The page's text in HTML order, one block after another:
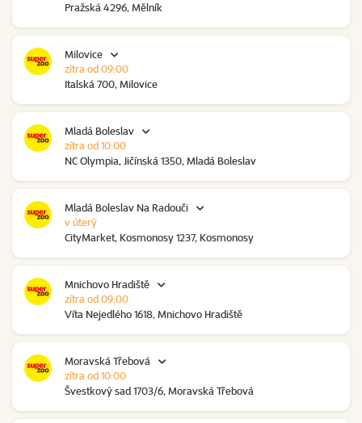
Pražská 4296, Mělník
Milovice
Italská 700, Milovice
zítra od 09:00
Mladá Boleslav
NC Olympia, Jičínská 1350, Mladá Boleslav
zítra od 10:00
Mladá Boleslav Na Radouči
CityMarket, Kosmonosy 1237, Kosmonosy
v úterý
Mnichovo Hradiště
Víta Nejedlého 1618, Mnichovo Hradiště
zítra od 09:00
Moravská Třebová
Švestkový sad 1703/6, Moravská Třebová
zítra od 10:00